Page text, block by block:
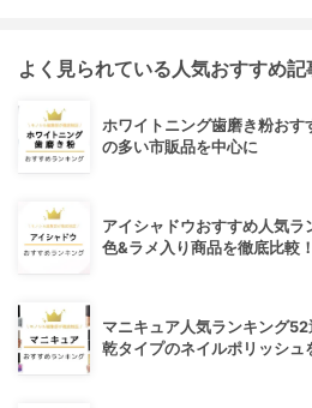
よく見られている人気おすすめ記
ホワイトニング歯磨き粉おす
の多い市販品を中心に
アイシャドウおすすめ人気
色&ラメ入り商品を徹底比較！
マニキュア人気ランキング
乾タイプのネイルポリッシュ